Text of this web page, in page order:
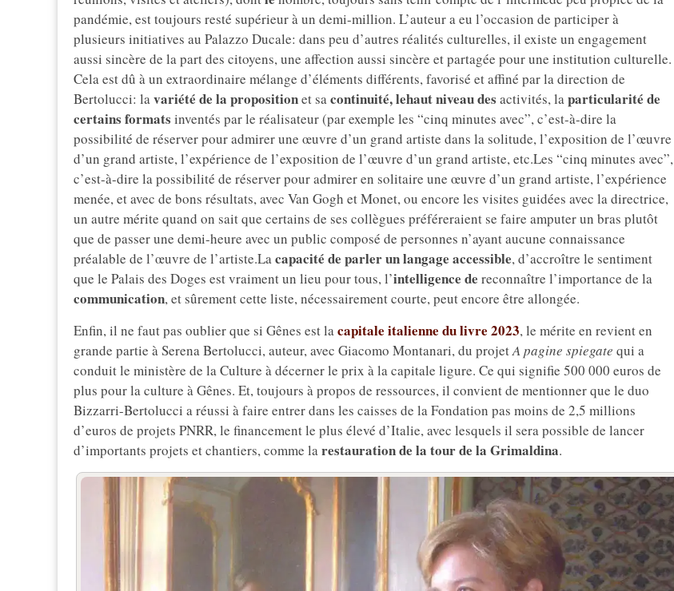
pandémie, est toujours resté supérieur à un demi-million. L’auteur a eu l’occasion de participer à
plusieurs initiatives au Palazzo Ducale: dans peu d’autres réalités culturelles, il existe un engagement
aussi sincère de la part des citoyens, une affection aussi sincère et partagée pour une institution culturelle.
Cela est dû à un extraordinaire mélange d’éléments différents, favorisé et affiné par la direction de
Bertolucci: lavariété de la propositionet sacontinuité, lehaut niveau des activités, laparticularité de
certains formats inventés par le réalisateur (par exemple les “cinq minutes avec”, c’est-à-dire la
possibilité de réserver pour admirer une œuvre d’un grand artiste dans la solitude, l’exposition de l’œuvre
d’un grand artiste, l’expérience de l’exposition de l’œuvre d’un grand artiste, etc.Les “cinq minutes avec”,
c’est-à-dire la possibilité de réserver pour admirer en solitaire une œuvre d’un grand artiste, l’expérience
menée, et avec de bons résultats, avec Van Gogh et Monet, ou encore les visites guidées avec la directrice,
un autre mérite quand on sait que certains de ses collègues préféreraient se faire amputer un bras plutôt
que de passer une demi-heure avec un public composé de personnes n’ayant aucune connaissance
préalable de l’œuvre de l’artiste.Lacapacité de parler un langage accessible, d’accroître le sentiment
que le Palais des Doges est vraiment un lieu pour tous, l’intelligence de reconnaître l’importance de la
communication, et sûrement cette liste, nécessairement courte, peut encore être allongée.
Enfin, il ne faut pas oublier que si Gênes est lacapitale italienne du livre 2023, le mérite en revient en
grande partie à Serena Bertolucci, auteur, avec Giacomo Montanari, du projetA pagine spiegate qui a
conduit le ministère de la Culture à décerner le prix à la capitale ligure. Ce qui signifie 500 000 euros de
plus pour la culture à Gênes. Et, toujours à propos de ressources, il convient de mentionner que le duo
Bizzarri-Bertolucci a réussi à faire entrer dans les caisses de la Fondation pas moins de 2,5 millions
d’euros de projets PNRR, le financement le plus élevé d’Italie, avec lesquels il sera possible de lancer
d’importants projets et chantiers, comme larestauration de la tour de la Grimaldina.